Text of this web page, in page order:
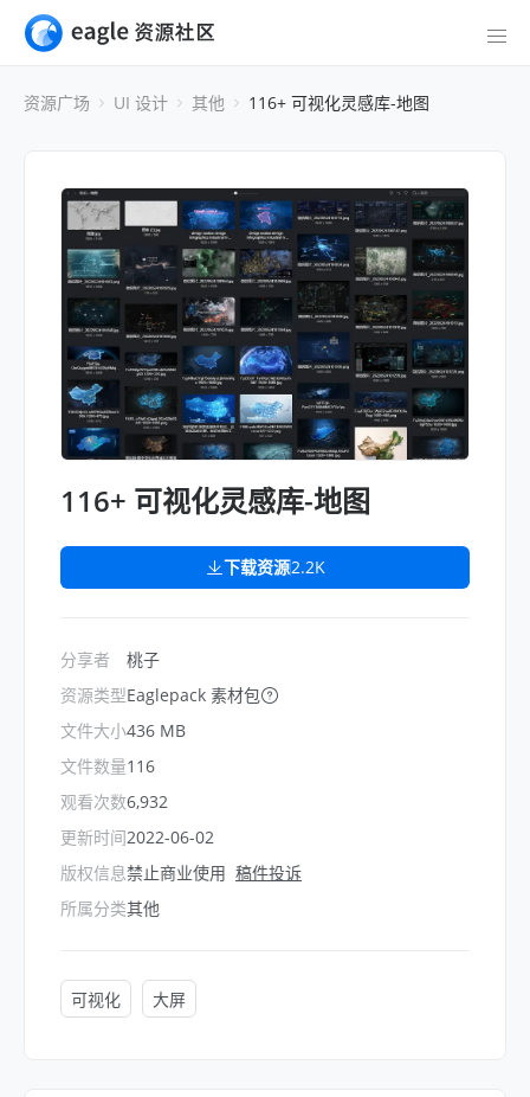
资源广场 UI 设计 其他 116+ 可视化灵感库-地图
116+ 可视化灵感库-地图
下载资源2.2K
分享者
资源类型
文件大小
文件数量
观看次数
更新时间
版权信息
所属分类
桃子
Eaglepack 素材包
436 MB
116
6,932
2022-06-02
禁止商业使用 稿件投诉
其他
可视化 大屏